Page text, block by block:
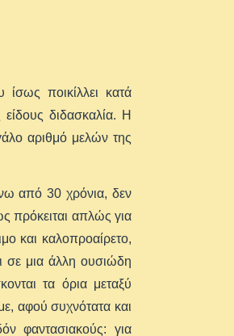
ποικίλλει κατά
διδασκαλία. Η
αριθμό μελών της
από 30 χρόνια, δεν
πρόκειται απλώς για
και καλοπροαίρετο,
σε μια άλλη ουσιώδη
τα όρια μεταξύ
αφού συχνότατα και
φαντασιακούς: για